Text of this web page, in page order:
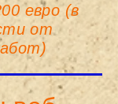
евро (в
от